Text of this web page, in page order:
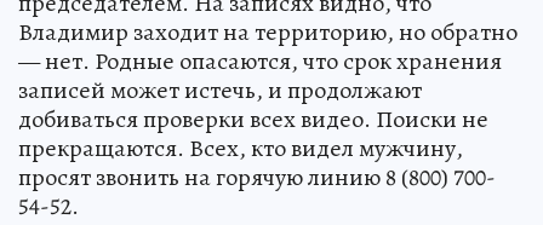
Владимир заходит на территорию, но обратно
— нет. Родные опасаются, что срок хранения
записей может истечь, и продолжают
добиваться проверки всех видео. Поиски не
прекращаются. Всех, кто видел мужчину,
просят звонить на горячую линию 8 (800) 700-
54-52.